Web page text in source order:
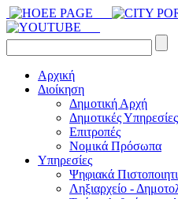
Αρχική
Διοίκηση
Δημοτική Αρχή
Δημοτικές Υπηρεσίες
Επιτροπές
Νομικά Πρόσωπα
Υπηρεσίες
Ψηφιακά
Ληξιαρχείο -